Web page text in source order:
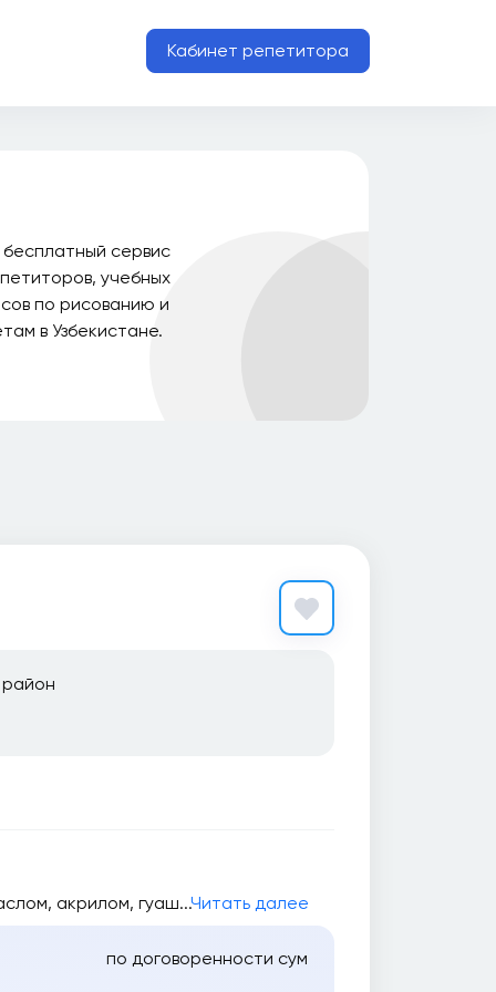
Кабинет репетитора
сервис
учебных
по рисованию и
в Узбекистане.
акрилом, гуаш...Читать далее
по договоренности сум